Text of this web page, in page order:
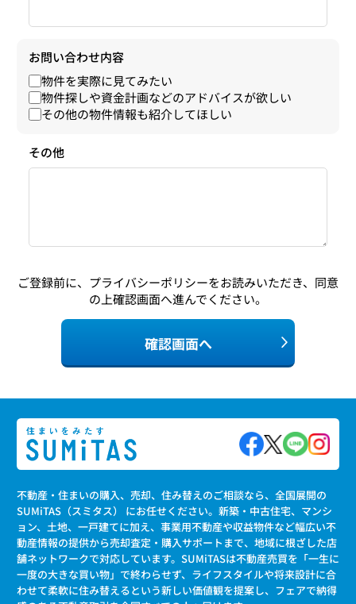
お問い合わせ内容
物件を実際に見てみたい
物件探しや資金計画などのアドバイスが欲しい
その他の物件情報も紹介してほしい
その他
ご登録前に、 プライバシーポリシーをお読みいただき、同意
の上確認画面へ進んでください。
確認画面へ
不動産・住まいの購入、売却、住み替えのご相談なら、全国展開の
SUMiTAS（スミタス） にお任せください。新築・中古住宅、マンシ
ョン、土地、一戸建てに加え、事業用不動産や収益物件など幅広い不
動産情報の提供から売却査定・購入サポートまで、地域に根ざした店
舗ネットワークで対応しています。SUMiTASは不動産売買を「一生に
一度の大きな買い物」で終わらせず、ライフスタイルや将来設計に合
わせて柔軟に住み替えるという新しい価値観を提案し、フェアで納得